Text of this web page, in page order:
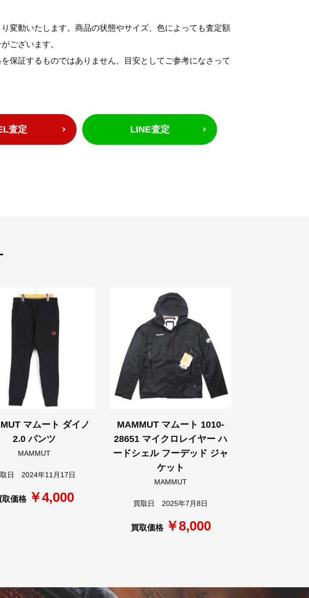
変動いたします。商品の状態やサイズ、色によっても査定額
ございます。
保証するものではありません。目安としてご参考になさって
査定 LINE査定
マムート ダイノ
2.0 パンツ
MAMMUT
日 2024年11月17日
取価格 ￥4,000
MAMMUT マムート 1010-
28651 マイクロレイヤー ハ
ードシェル フーデッド ジャ
ケット
MAMMUT
買取日 2025年7月8日
買取価格 ￥8,000